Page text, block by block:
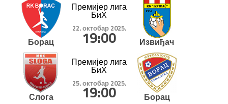
Борац
Премијер лига
БиХ
22. октобар 2025.
19:00 Извиђач
Слога
Премијер лига
БиХ
25. октобар 2025.
19:00 Борац